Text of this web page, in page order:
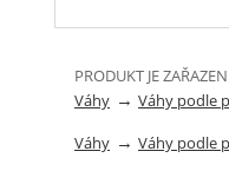
PRODUKT JE
Váhy → Váhy podle
Váhy → Váhy podle